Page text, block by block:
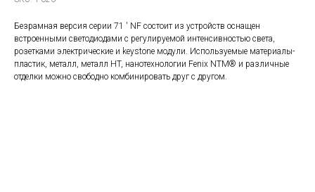
Безрамная версия серии 71 ' NF состоит из устройств оснащен
встроенными светодиодами с регулируемой интенсивностью света,
розетками электрические и keystone модули. Используемые материалы-
пластик, металл, металл HT, нанотехнологии Fenix NTM® и различные
отделки можно свободно комбинировать друг с другом.